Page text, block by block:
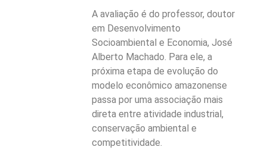
A avaliação é do professor, doutor
em Desenvolvimento
Socioambiental e Economia, José
Alberto Machado. Para ele, a
próxima etapa de evolução do
modelo econômico amazonense
passa por uma associação mais
direta entre atividade industrial,
conservação ambiental e
competitividade.